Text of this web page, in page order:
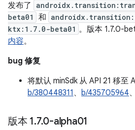
发布了
beta01
和
ktx:1.7.0-beta01 。版本 1.7.0-
内容。
bug 修复
将默认 minSdk 从 API 21 移至
b/380448311 、 b/435705964、
版本 1.7.0-alpha01